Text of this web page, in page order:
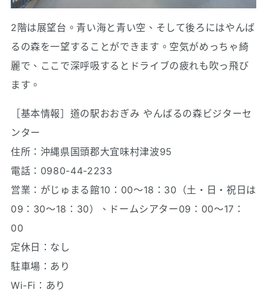
2階は展望台。青い海と青い空、そして後ろにはやんば
るの森を一望することができます。空気がめっちゃ綺
麗で、ここで深呼吸するとドライブの疲れも吹っ飛び
ます。
［基本情報］道の駅おおぎみ やんばるの森ビジターセ
ンター
住所：沖縄県国頭郡大宜味村津波95
電話：0980-44-2233
営業：がじゅまる館10：00〜18：30（土・日・祝日は
09：30〜18：30）、ドームシアター09：00〜17：
00
定休日：なし
駐車場：あり
Wi-Fi：あり